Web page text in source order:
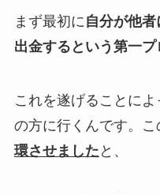
まず最初に 自分が他
出金するという第一プ
これを遂げることに
の方に行くんです。
こ
環させました と、